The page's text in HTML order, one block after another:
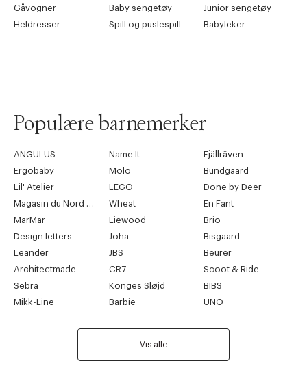
Gåvogner Baby sengetøy
Junior sengetøy
Heldresser
Spill og puslespill Babyleker
Populære barnemerker
ANGULUS Name It
Fjällräven
Ergobaby
Molo
Bundgaard
Lil' Atelier
LEGO
Done by Deer
Wheat
En Fant
MarMar
Liewood
Brio
Design letters
Joha
Bisgaard
Leander
JBS
Beurer
Architectmade
CR7
Scoot & Ride
Sebra
Konges Sløjd
BIBS
Mikk-Line
Barbie UNO
Vis alle